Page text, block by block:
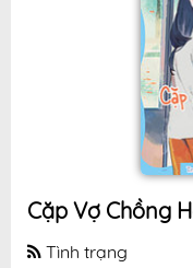
Cặp Vợ Chồng
Tình trạng